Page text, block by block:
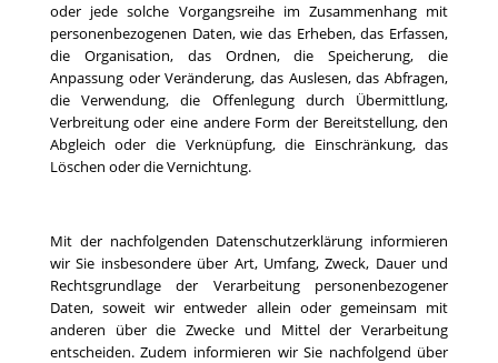
oder jede solche Vorgangsreihe im Zusammenhang mit
personenbezogenen Daten, wie das Erheben, das Erfassen,
die Organisation, das Ordnen, die Speicherung, die
Anpassung oder Veränderung, das Auslesen, das Abfragen,
die Verwendung, die Offenlegung durch Übermittlung,
Verbreitung oder eine andere Form der Bereitstellung, den
Abgleich oder die Verknüpfung, die Einschränkung, das
Löschen oder die Vernichtung.
Mit der nachfolgenden Datenschutzerklärung informieren
wir Sie insbesondere über Art, Umfang, Zweck, Dauer und
Rechtsgrundlage der Verarbeitung personenbezogener
Daten, soweit wir entweder allein oder gemeinsam mit
anderen über die Zwecke und Mittel der Verarbeitung
entscheiden. Zudem informieren wir Sie nachfolgend über